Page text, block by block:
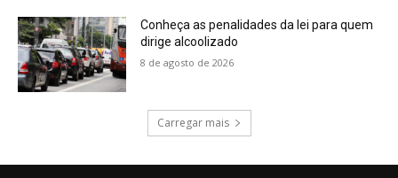
Conheça as penalidades da lei para quem
dirige alcoolizado
8 de agosto de 2026
Carregar mais